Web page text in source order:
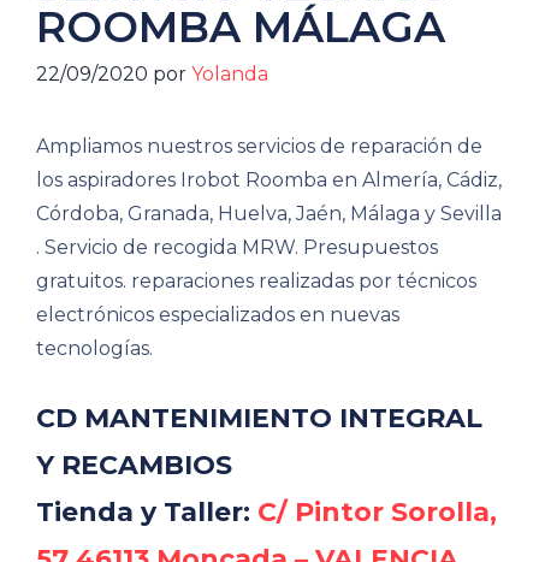
ROOMBA MÁLAGA
22/09/2020 por Yolanda
Ampliamos nuestros servicios de reparación de
los aspiradores Irobot Roomba en Almería, Cádiz,
Córdoba, Granada, Huelva, Jaén, Málaga y Sevilla
. Servicio de recogida MRW. Presupuestos
gratuitos. reparaciones realizadas por técnicos
electrónicos especializados en nuevas
tecnologías.
CD MANTENIMIENTO INTEGRAL
Y RECAMBIOS
Tienda y Taller: C/ Pintor Sorolla,